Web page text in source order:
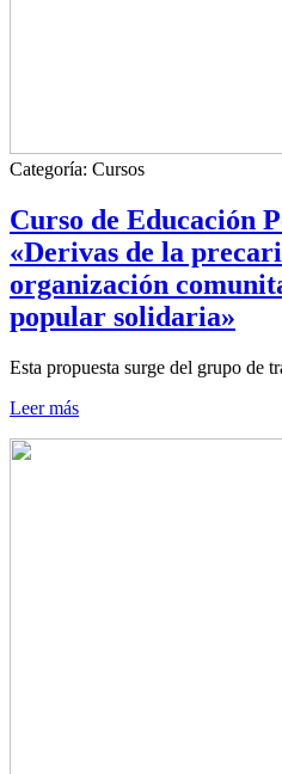
Categoría: Cursos
Curso de Educación
«Derivas de la
organización
popular solidaria»
Esta propuesta surge del grupo de
Leer más